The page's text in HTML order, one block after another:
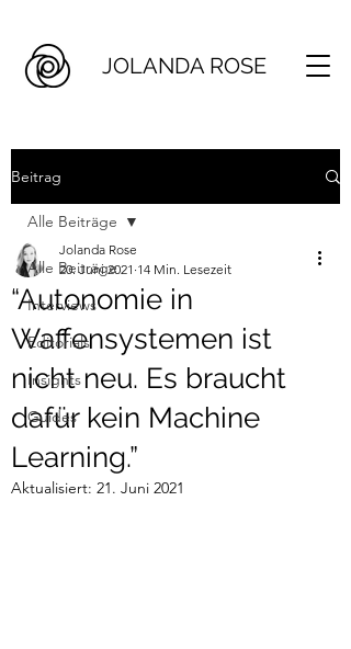
JOLANDA ROSE
Beitrag
Alle Beiträge
Interviews
Editorials
Insights
Guides
Alle Beiträge
“Autonomie in
Waffensystemen ist
nicht neu. Es braucht
dafür kein Machine
Learning.”
Jolanda Rose
20. Juni 2021 14 Min. Lesezeit
Aktualisiert: 21. Juni 2021